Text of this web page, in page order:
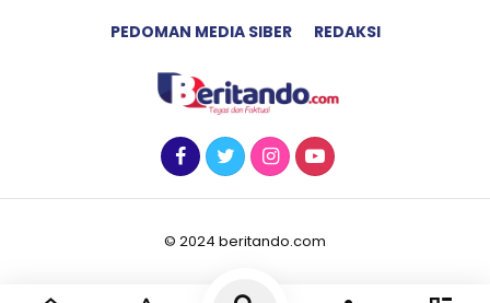
PEDOMAN MEDIA SIBER REDAKSI
© 2024 beritando.com